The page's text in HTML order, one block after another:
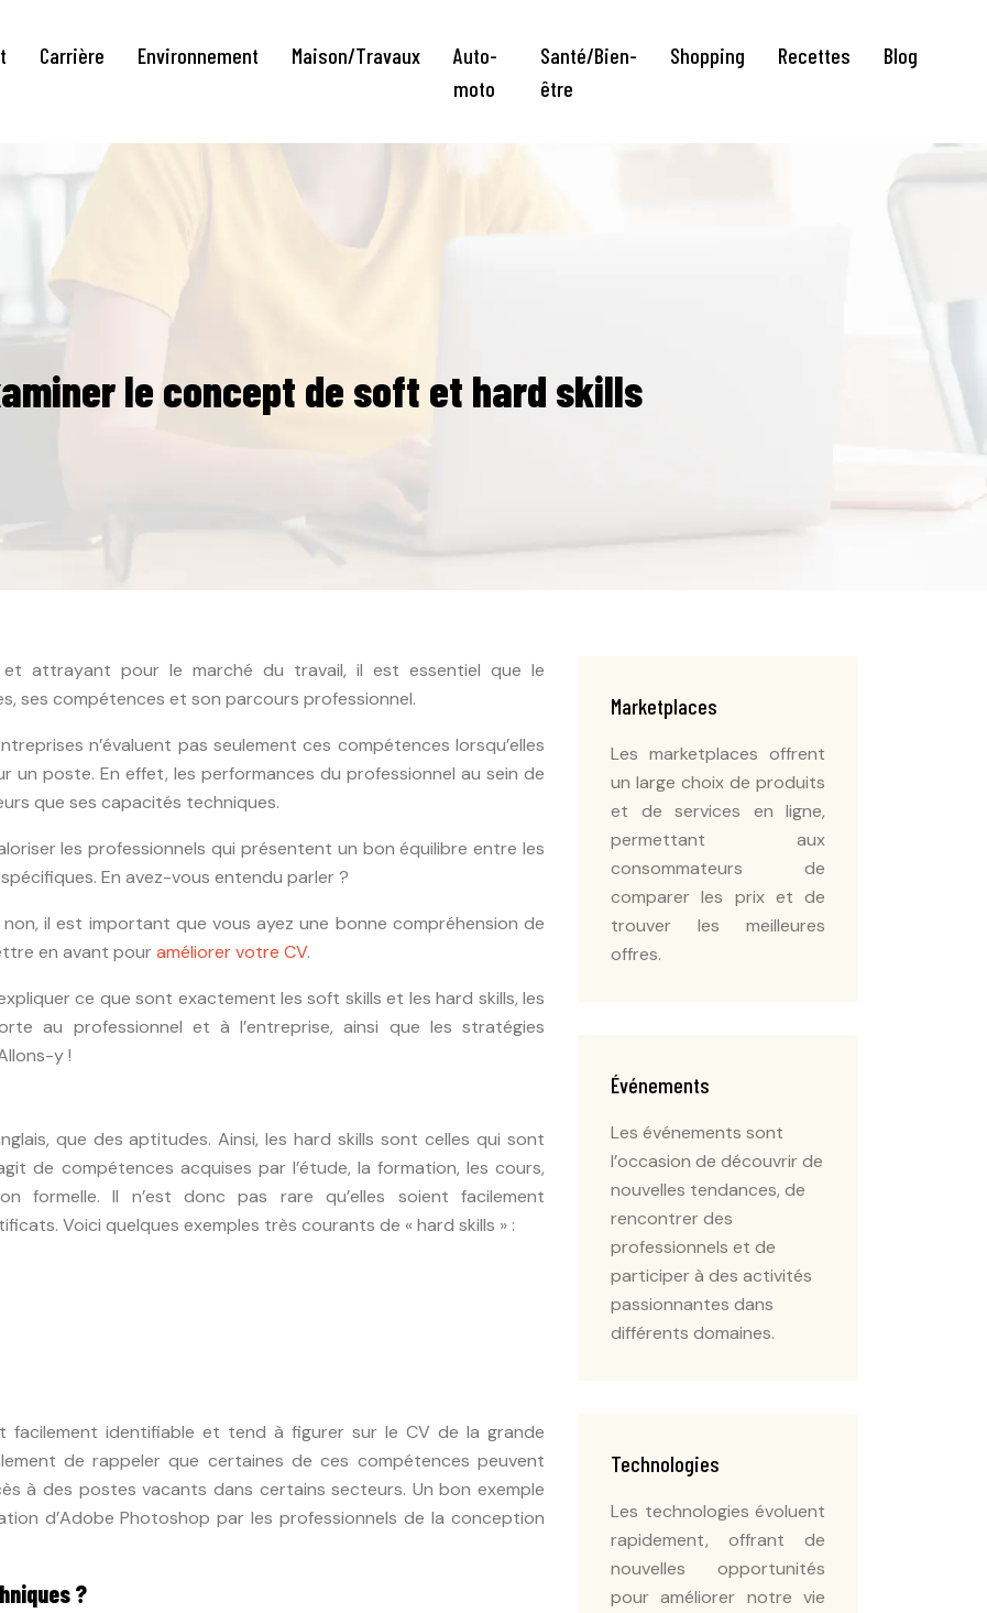
Carrière Environnement Maison/Travaux
Auto-
moto
Santé/Bien-
être
Shopping Recettes Blog
le concept de soft et hard skills
et attrayant pour le marché du travail, il est essentiel que le
ses compétences et son parcours professionnel.
n’évaluent pas seulement ces compétences lorsqu’elles
un poste. En effet, les performances du professionnel au sein de
que ses capacités techniques.
les professionnels qui présentent un bon équilibre entre les
En avez-vous entendu parler ?
il est important que vous ayez une bonne compréhension de
en avant pouraméliorer votre CV.
ce que sont exactement les soft skills et les hard skills, les
au professionnel et à l’entreprise, ainsi que les stratégies
y !
que des aptitudes. Ainsi, les hard skills sont celles qui sont
de compétences acquises par l’étude, la formation, les cours,
formelle. Il n’est donc pas rare qu’elles soient facilement
Voici quelques exemples très courants de « hard skills » :
facilement identifiable et tend à figurer sur le CV de la grande
de rappeler que certaines de ces compétences peuvent
à des postes vacants dans certains secteurs. Un bon exemple
d’Adobe Photoshop par les professionnels de la conception
?
Marketplaces
Les marketplaces offrent
un large choix de produits
et de services en ligne,
permettant aux
consommateurs de
comparer les prix et de
trouver les meilleures
offres.
Événements
Les événements sont
l’occasion de découvrir de
nouvelles tendances, de
rencontrer des
professionnels et de
participer à des activités
passionnantes dans
différents domaines.
Technologies
Les technologies évoluent
rapidement, offrant de
nouvelles opportunités
pour améliorer notre vie